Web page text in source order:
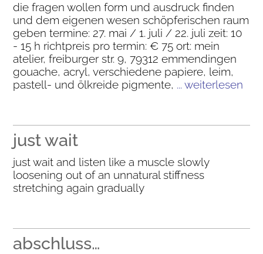
die fragen wollen form und ausdruck finden
und dem eigenen wesen schöpferischen raum
geben termine: 27. mai / 1. juli / 22. juli zeit: 10
- 15 h richtpreis pro termin: € 75 ort: mein
atelier, freiburger str. 9, 79312 emmendingen
gouache, acryl, verschiedene papiere, leim,
pastell- und ölkreide pigmente, ... weiterlesen
just wait
just wait and listen like a muscle slowly
loosening out of an unnatural stiffness
stretching again gradually
abschluss…